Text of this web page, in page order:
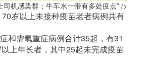
司机感染群；牛车水一带有多处疫点” />
岁以上未接种疫苗老者病例共有
和需氧重症病例合计35起，有31
上年长者，其中25起未完成疫苗